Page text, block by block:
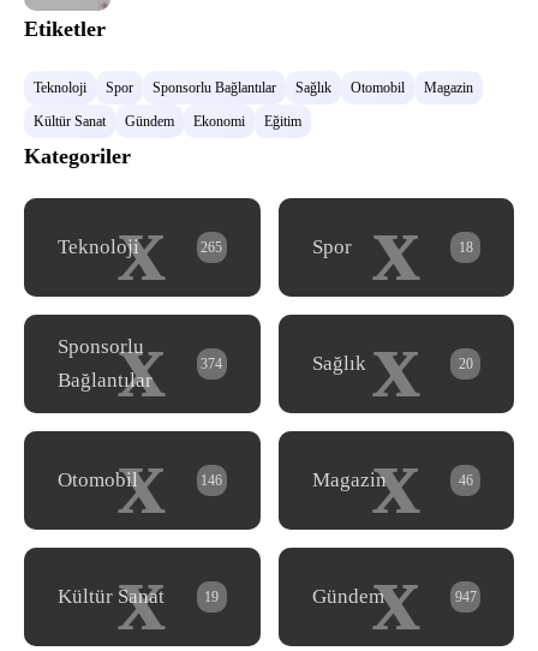
Etiketler
Teknoloji Spor Sponsorlu Bağlantılar Sağlık Otomobil
Magazin
Kültür Sanat
Gündem Ekonomi Eğitim
Kategoriler
x
Teknoloji 265 x
Spor 18
x
Sponsorlu
Bağlantılar
374 x
Sağlık 20
x
Otomobil 146 x
Magazin 46
x
Kültür Sanat 19 x
Gündem 947